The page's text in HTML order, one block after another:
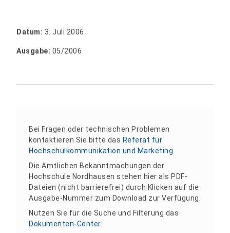
Datum: 3. Juli 2006
Ausgabe: 05/2006
Bei Fragen oder technischen Problemen
kontaktieren Sie bitte das Referat für
Hochschulkommunikation und Marketing
Die Amtlichen Bekanntmachungen der
Hochschule Nordhausen stehen hier als PDF-
Dateien (nicht barrierefrei) durch Klicken auf die
Ausgabe-Nummer zum Download zur Verfügung.
Nutzen Sie für die Suche und Filterung das
Dokumenten-Center.